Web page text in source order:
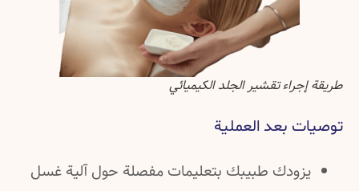
طريقة إجراء تقشير الجلد الكيميائي
توصيات بعد العملية
يزودك طبيبك بتعليمات مفصلة حول آلية غسل